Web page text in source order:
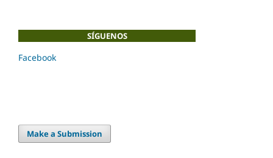
SÍGUENOS
Facebook
Make a Submission